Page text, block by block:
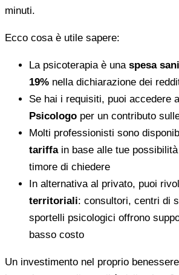
minuti.
Ecco cosa è utile sapere:
La psicoterapia è una spesa
19% nella dichiarazione dei
Se hai i requisiti, puoi accedere
Psicologo per un contributo
Molti professionisti sono
tariffain base alle tue
timore di chiedere
In alternativa al privato, puoi
territoriali: consultori, centri di
sportelli psicologici offrono
basso costo
Un investimento nel proprio